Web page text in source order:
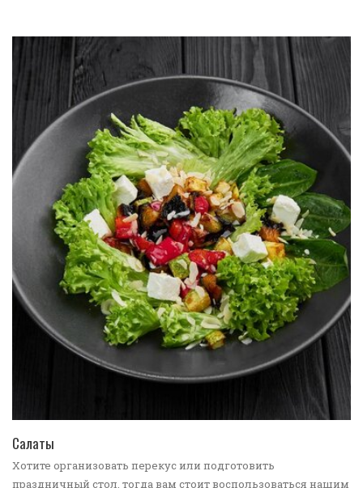
Салаты
Хотите организовать перекус или подготовить
праздничный стол, тогда вам стоит воспользоваться нашим